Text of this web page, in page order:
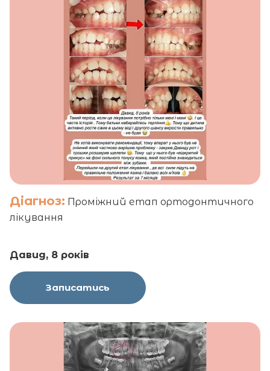
Діагноз: Проміжний етап ортодонтичного
лікування
Давид, 8 років
Записатись